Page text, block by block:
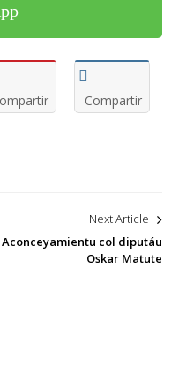
Compartir
Next Article
Aconceyamientu col diputáu
Oskar Matute